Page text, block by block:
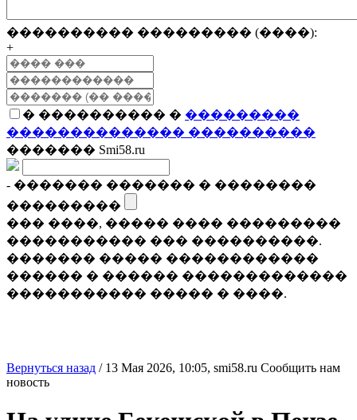
���������� ��������� (����):
+
� ���������� � ���������
�������������� ����������
������� Smi58.ru
- ������� ������� � ��������
���������
��� ����, ����� ���� ���������
����������� ��� ����������.
������� ����� ������������
������ � ������ �������������
����������� ����� � ����.
Вернуться назад / 13 Мая 2026, 10:05, smi58.ru Сообщить нам
новость